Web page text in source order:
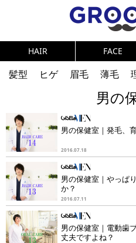
HAIR FACE
髪型 ヒゲ 眉毛 薄毛
ニオイ
メンズコスメ
NEWS PICK
テストステロン
健康
スキンケア 食事
トレーニング
好印象な男
ダイエット
理容室
男の
男の保健室｜発毛、
2016.07.18
男の保健室｜やっぱ
か？
2016.07.11
男の保健室｜電動歯
丈夫ですよね？